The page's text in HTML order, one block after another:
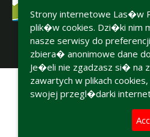
Strony internetowe
plik�w cookies. Dzi�ki
nasze serwisy do
zbiera� anonimowe dane
Je�eli nie zgadzasz si� na
zawartych w plikach
swojej przegl�darki